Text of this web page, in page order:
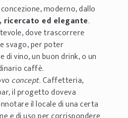
moderno, dallo
ed elegante.
dove trascorrere
svago, per poter
di vino, un buon drink, o un
caffè.
concept. Caffetteria,
il progetto doveva
il locale di una certa